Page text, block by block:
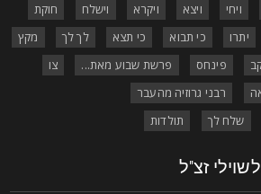
ויחי ויצא ויקרא וישלח
חוקת
יתרו כי תבוא כי תצא לך לך
מקץ
פינחס פרשת שבוע מאת...
רבני גרוזיה מהעבר
שלח לך תולדות
זצ"ל